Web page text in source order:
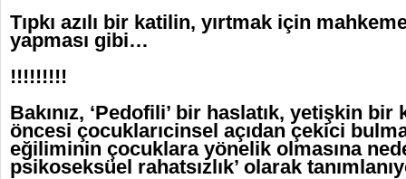
Tıpkı azılı bir katilin, yırtmak için
yapması gibi…
!!!!!!!!!
Bakınız, ‘Pedofili’ bir haslatık, yetişkin
öncesi çocuklarıcinsel açıdan çekici
eğiliminin çocuklara yönelik olmasına
psikoseksüel rahatsızlık’ olarak